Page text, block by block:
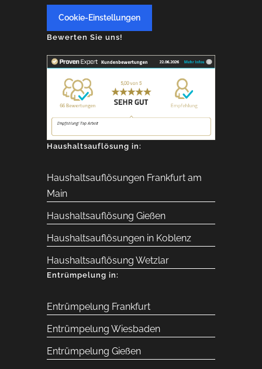
Cookie-Einstellungen
Bewerten Sie uns!
Haushaltsauflösung in:
Haushaltsauflösungen Frankfurt am
Main
Haushaltsauflösung Gießen
Haushaltsauflösungen in Koblenz
Haushaltsauflösung Wetzlar
Entrümpelung in:
Entrümpelung Frankfurt
Entrümpelung Wiesbaden
Entrümpelung Gießen